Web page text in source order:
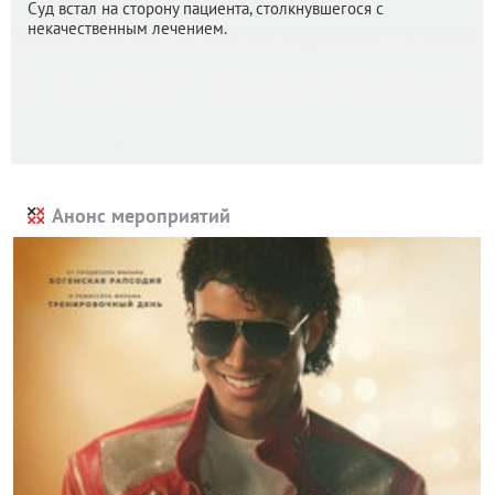
Суд встал на сторону пациента, столкнувшегося с
некачественным лечением.
Анонс мероприятий